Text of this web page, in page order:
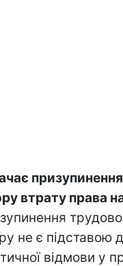
втрату права
не є підставою
відмови у